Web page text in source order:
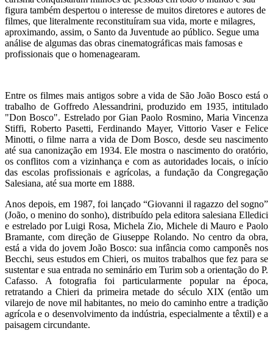
figura também despertou o interesse de muitos diretores e autores de
filmes, que literalmente reconstituíram sua vida, morte e milagres,
aproximando, assim, o Santo da Juventude ao público. Segue uma
análise de algumas das obras cinematográficas mais famosas e
profissionais que o homenagearam.
Entre os filmes mais antigos sobre a vida de São João Bosco está o
trabalho de Goffredo Alessandrini, produzido em 1935, intitulado
"Don Bosco". Estrelado por Gian Paolo Rosmino, Maria Vincenza
Stiffi, Roberto Pasetti, Ferdinando Mayer, Vittorio Vaser e Felice
Minotti, o filme narra a vida de Dom Bosco, desde seu nascimento
até sua canonização em 1934. Ele mostra o nascimento do oratório,
os conflitos com a vizinhança e com as autoridades locais, o início
das escolas profissionais e agrícolas, a fundação da Congregação
Salesiana, até sua morte em 1888.
Anos depois, em 1987, foi lançado “Giovanni il ragazzo del sogno”
(João, o menino do sonho), distribuído pela editora salesiana Elledici
e estrelado por Luigi Rosa, Michela Zio, Michele di Mauro e Paolo
Bramante, com direção de Giuseppe Rolando. No centro da obra,
está a vida do jovem João Bosco: sua infância como camponês nos
Becchi, seus estudos em Chieri, os muitos trabalhos que fez para se
sustentar e sua entrada no seminário em Turim sob a orientação do P.
Cafasso. A fotografia foi particularmente popular na época,
retratando a Chieri da primeira metade do século XIX (então um
vilarejo de nove mil habitantes, no meio do caminho entre a tradição
agrícola e o desenvolvimento da indústria, especialmente a têxtil) e a
paisagem circundante.